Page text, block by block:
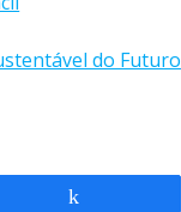
do Futuro